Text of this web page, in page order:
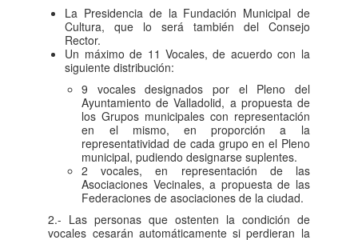
La Presidencia de la Fundación Municipal de
Cultura, que lo será también del Consejo
Rector.
Un máximo de 11 Vocales, de acuerdo con la
siguiente distribución:
9 vocales designados por el Pleno del
Ayuntamiento de Valladolid, a propuesta de
los Grupos municipales con representación
en el mismo, en proporción a la
representatividad de cada grupo en el Pleno
municipal, pudiendo designarse suplentes.
2 vocales, en representación de las
Asociaciones Vecinales, a propuesta de las
Federaciones de asociaciones de la ciudad.
2.- Las personas que ostenten la condición de
vocales cesarán automáticamente si perdieran la